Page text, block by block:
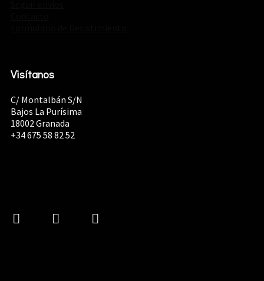
Visítanos
C/ Montalbán S/N
Bajos La Purísima
18002 Granada
+34 675 58 82 52